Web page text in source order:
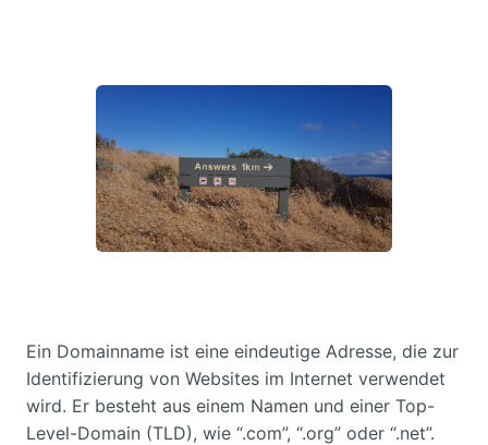
Ein Domainname ist eine eindeutige Adresse, die zur
Identifizierung von Websites im Internet verwendet
wird. Er besteht aus einem Namen und einer Top-
Level-Domain (TLD), wie “.com”, “.org” oder “.net”.